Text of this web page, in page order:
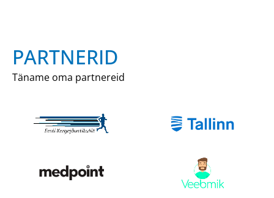
PARTNERID
Täname oma partnereid